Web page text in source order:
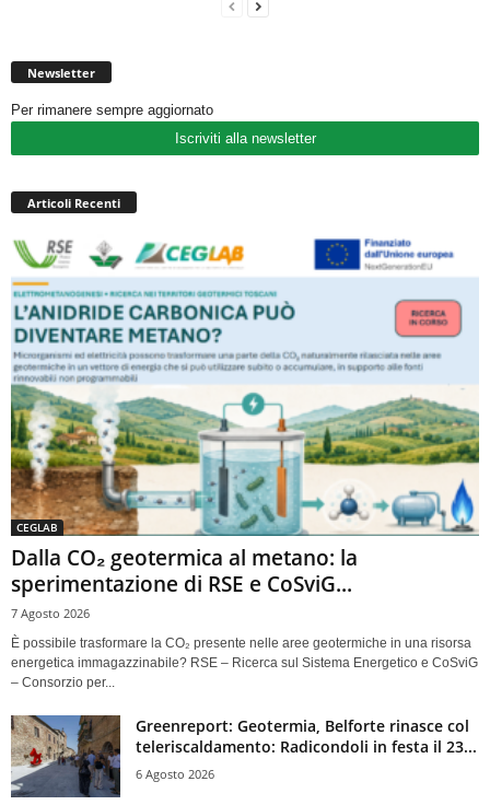
Newsletter
Per rimanere sempre aggiornato
Iscriviti alla newsletter
Articoli Recenti
CEGLAB
Dalla CO₂ geotermica al metano: la
sperimentazione di RSE e CoSviG...
7 Agosto 2026
È possibile trasformare la CO₂ presente nelle aree geotermiche in una risorsa
energetica immagazzinabile? RSE – Ricerca sul Sistema Energetico e CoSviG
– Consorzio per...
Greenreport: Geotermia, Belforte rinasce col
teleriscaldamento: Radicondoli in festa il 23...
6 Agosto 2026